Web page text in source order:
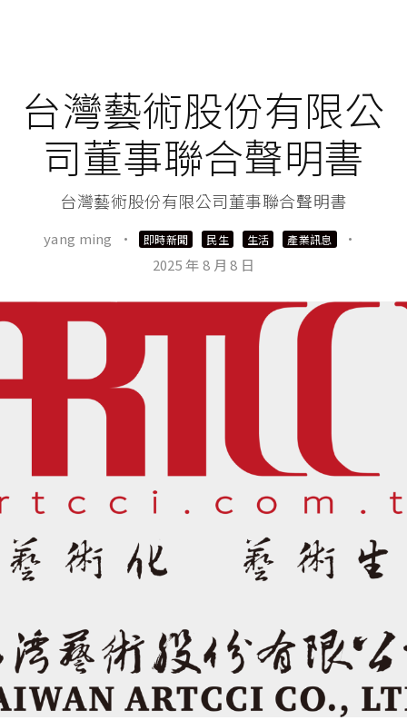
台灣藝術股份有限公
司董事聯合聲明書
台灣藝術股份有限公司董事聯合聲明書
yang ming · 即時新聞 民生 生活 產業訊息
·
2025 年 8 月 8 日